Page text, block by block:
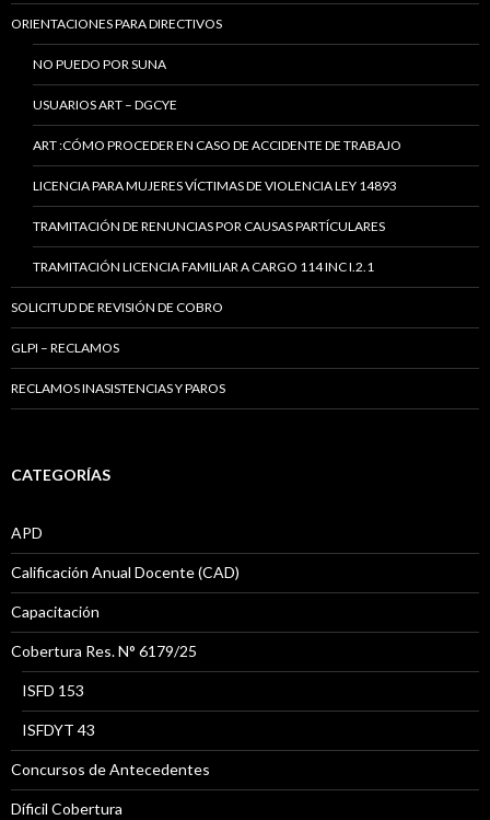
ORIENTACIONES PARA DIRECTIVOS
NO PUEDO POR SUNA
USUARIOS ART – DGCYE
ART :CÓMO PROCEDER EN CASO DE ACCIDENTE DE TRABAJO
LICENCIA PARA MUJERES VÍCTIMAS DE VIOLENCIA LEY 14893
TRAMITACIÓN DE RENUNCIAS POR CAUSAS PARTÍCULARES
TRAMITACIÓN LICENCIA FAMILIAR A CARGO 114 INC I.2.1
SOLICITUD DE REVISIÓN DE COBRO
GLPI – RECLAMOS
RECLAMOS INASISTENCIAS Y PAROS
CATEGORÍAS
APD
Calificación Anual Docente (CAD)
Capacitación
Cobertura Res. N° 6179/25
ISFD 153
ISFDYT 43
Concursos de Antecedentes
Díficil Cobertura